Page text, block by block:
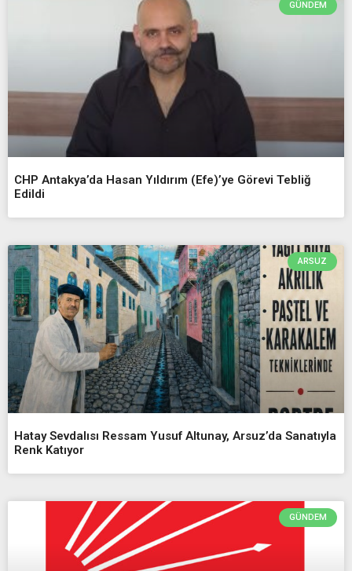
GÜNDEM
CHP Antakya’da Hasan Yıldırım (Efe)’ye Görevi Tebliğ
Edildi
ARSUZ
Hatay Sevdalısı Ressam Yusuf Altunay, Arsuz’da Sanatıyla
Renk Katıyor
GÜNDEM